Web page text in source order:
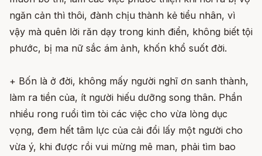
ngăn cản thì thôi, đành chịu thành kẻ tiểu nhân, vì
vậy mà quên lời răn dạy trong kinh điển, không biết tội
phước, bị ma nữ sắc ám ảnh, khốn khổ suốt đời.
+ Bốn là ở đời, không mấy người nghĩ ơn sanh thành,
làm ra tiền của, ít người hiếu dưỡng song thân. Phần
nhiều rong ruổi tìm tòi các việc cho vừa lòng dục
vọng, đem hết tâm lực của cải đổi lấy một người cho
vừa ý, khi được rồi vui mừng mê man, phải tìm bao